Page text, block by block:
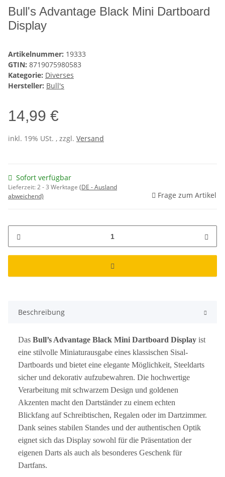
Bull's Advantage Black Mini Dartboard
Display
Artikelnummer: 19333
GTIN: 8719075980583
Kategorie: Diverses
Hersteller: Bull's
14,99 €
inkl. 19% USt. , zzgl. Versand
Sofort verfügbar
Lieferzeit:2 - 3 Werktage (DE - Ausland
abweichend)
Frage zum Artikel
Beschreibung
Das Bull’s Advantage Black Mini Dartboard Display ist
eine stilvolle Miniaturausgabe eines klassischen Sisal-
Dartboards und bietet eine elegante Möglichkeit, Steeldarts
sicher und dekorativ aufzubewahren. Die hochwertige
Verarbeitung mit schwarzem Design und goldenen
Akzenten macht den Dartständer zu einem echten
Blickfang auf Schreibtischen, Regalen oder im Dartzimmer.
Dank seines stabilen Standes und der authentischen Optik
eignet sich das Display sowohl für die Präsentation der
eigenen Darts als auch als besonderes Geschenk für
Dartfans.